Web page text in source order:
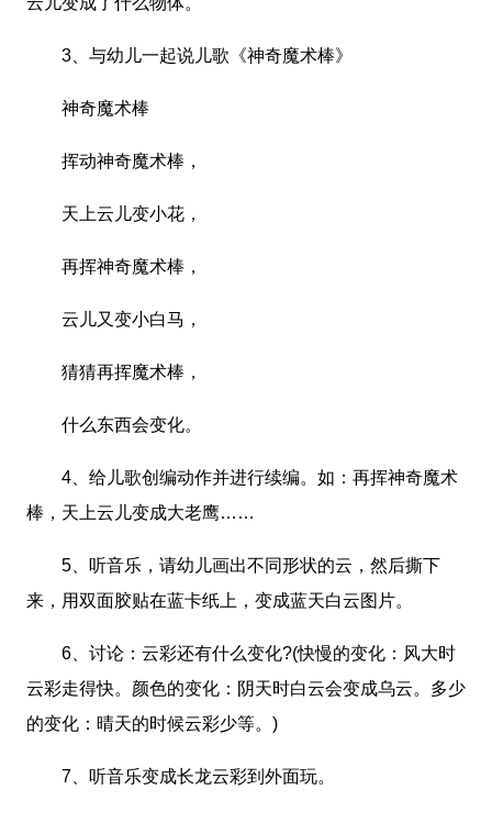
3、与幼儿一起说儿歌《神奇魔术棒》
神奇魔术棒
挥动神奇魔术棒，
天上云儿变小花，
再挥神奇魔术棒，
云儿又变小白马，
猜猜再挥魔术棒，
什么东西会变化。
4、给儿歌创编动作并进行续编。如：再挥神奇魔术
棒，天上云儿变成大老鹰……
5、听音乐，请幼儿画出不同形状的云，然后撕下
来，用双面胶贴在蓝卡纸上，变成蓝天白云图片。
6、讨论：云彩还有什么变化?(快慢的变化：风大时
云彩走得快。颜色的变化：阴天时白云会变成乌云。多少
的变化：晴天的时候云彩少等。)
7、听音乐变成长龙云彩到外面玩。